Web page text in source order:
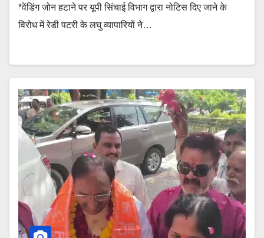
*वेंडिंग जोन हटाने पर यूपी सिंचाई विभाग द्वारा नोटिस दिए जाने के
विरोध में रेडी पटरी के लघु व्यापारियों ने…